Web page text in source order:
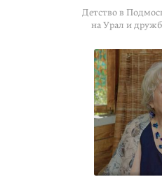
Детство в
на Урал и